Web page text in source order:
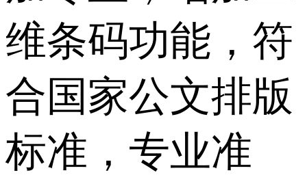
维条码功能，符
合国家公文排版
标准，专业准